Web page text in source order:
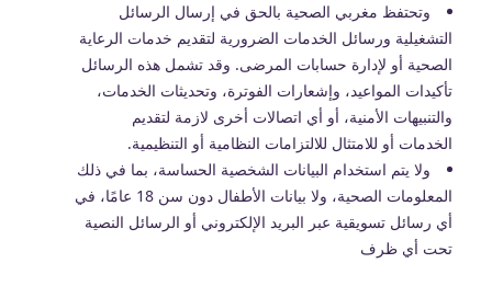
وتحتفظ مغربي الصحية بالحق في إرسال الرسائل
التشغيلية ورسائل الخدمات الضرورية لتقديم خدمات الرعاية
الصحية أو لإدارة حسابات المرضى. وقد تشمل هذه الرسائل
تأكيدات المواعيد، وإشعارات الفوترة، وتحديثات الخدمات،
والتنبيهات الأمنية، أو أي اتصالات أخرى لازمة لتقديم
الخدمات أو للامتثال للالتزامات النظامية أو التنظيمية.
ولا يتم استخدام البيانات الشخصية الحساسة، بما في ذلك
المعلومات الصحية، ولا بيانات الأطفال دون سن 18 عامًا، في
أي رسائل تسويقية عبر البريد الإلكتروني أو الرسائل النصية
تحت أي ظرف